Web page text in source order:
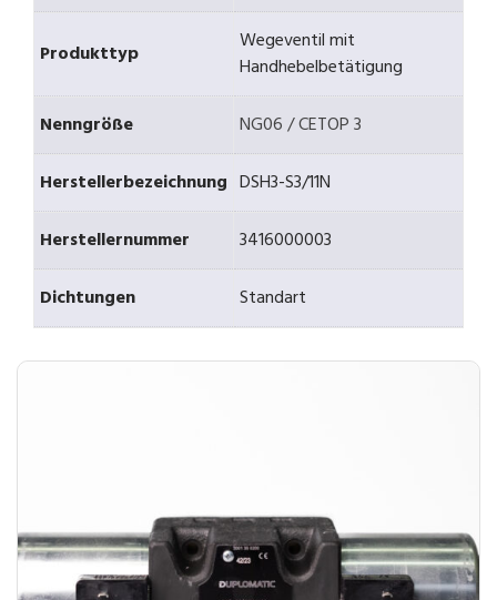
Produkttyp
Wegeventil mit
Handhebelbetätigung
Nenngröße
NG06 / CETOP 3
Herstellerbezeichnung DSH3-S3/11N
Herstellernummer
3416000003
Dichtungen
Standart